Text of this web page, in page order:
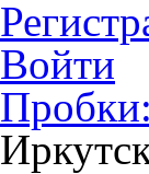
Войти
Пробки: